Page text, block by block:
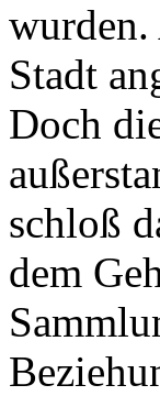
wurden.
Stadt
Doch
schloß
dem